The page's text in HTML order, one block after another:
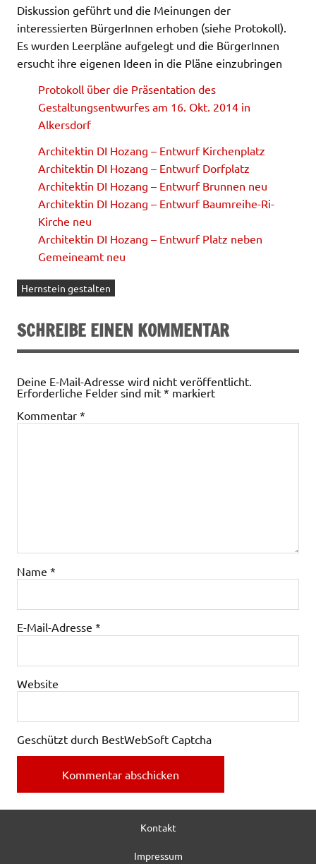
Diskussion geführt und die Meinungen der
interessierten BürgerInnen erhoben (siehe Protokoll).
Es wurden Leerpläne aufgelegt und die BürgerInnen
ersucht ihre eigenen Ideen in die Pläne einzubringen
Protokoll über die Präsentation des
Gestaltungsentwurfes am 16. Okt. 2014 in
Alkersdorf
Architektin DI Hozang – Entwurf Kirchenplatz
Architektin DI Hozang – Entwurf Dorfplatz
Architektin DI Hozang – Entwurf Brunnen neu
Architektin DI Hozang – Entwurf Baumreihe-Ri-
Kirche neu
Architektin DI Hozang – Entwurf Platz neben
Gemeineamt neu
Hernstein gestalten
SCHREIBE EINEN KOMMENTAR
Deine E-Mail-Adresse wird nicht veröffentlicht.
Erforderliche Felder sind mit * markiert
Kommentar *
Name *
E-Mail-Adresse *
Website
Geschützt durch BestWebSoft Captcha
Kontakt
Impressum